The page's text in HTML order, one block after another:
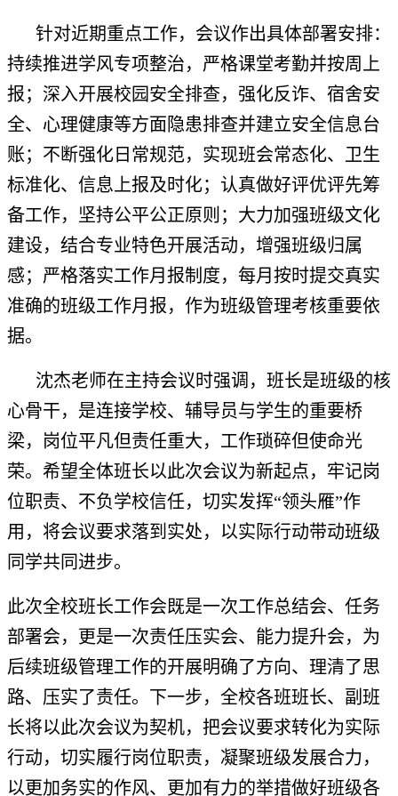
针对近期重点工作，会议作出具体部署安排：
持续推进学风专项整治，严格课堂考勤并按周上
报；深入开展校园安全排查，强化反诈、宿舍安
全、心理健康等方面隐患排查并建立安全信息台
账；不断强化日常规范，实现班会常态化、卫生
标准化、信息上报及时化；认真做好评优评先筹
备工作，坚持公平公正原则；大力加强班级文化
建设，结合专业特色开展活动，增强班级归属
感；严格落实工作月报制度，每月按时提交真实
准确的班级工作月报，作为班级管理考核重要依
据。
沈杰老师在主持会议时强调，班长是班级的核
心骨干，是连接学校、辅导员与学生的重要桥
梁，岗位平凡但责任重大，工作琐碎但使命光
荣。希望全体班长以此次会议为新起点，牢记岗
位职责、不负学校信任，切实发挥“领头雁”作
用，将会议要求落到实处，以实际行动带动班级
同学共同进步。
此次全校班长工作会既是一次工作总结会、任务
部署会，更是一次责任压实会、能力提升会，为
后续班级管理工作的开展明确了方向、理清了思
路、压实了责任。下一步，全校各班班长、副班
长将以此次会议为契机，把会议要求转化为实际
行动，切实履行岗位职责，凝聚班级发展合力，
以更加务实的作风、更加有力的举措做好班级各